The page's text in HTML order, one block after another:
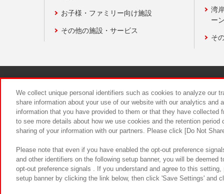
お子様・ファミリー向け施設
その他の施設・サービス
湾
ー
そ
食品のご
We collect unique personal identifiers such as cookies to analyze our
share information about your use of our website with our analytics and
information that you have provided to them or that they have
to see more details about how we use cookies and the retention
sharing of your information with our partners. Please click [Do Not
Please note that even if you have enabled the opt-out preference
and other identifiers on the following setup banner, you will be
opt-out preference signals . If you understand and agree to this
setup banner by clicking the link below, then click 'Save Settings' and